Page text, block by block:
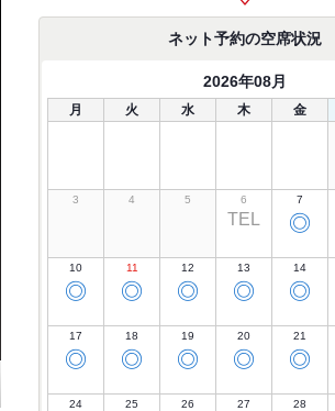
ネット予約の空席状況
2026年08月
月 火 水 木 金
3 4 5 6
TEL
7
◎
10
◎
11
◎
12
◎
13
◎
14
◎
17
◎
18
◎
19
◎
20
◎
21
◎
24 25 26 27 28